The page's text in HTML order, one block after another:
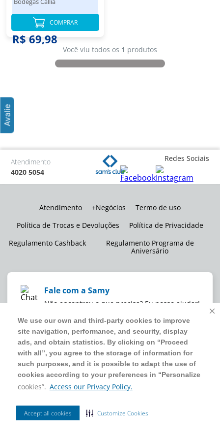
We use our own and third-party cookies to improve
site navigation, performance, and security, display
ads, and obtain statistics. By clicking on “Proceed
with all”, you agree to the storage of information for
such purposes, and it is possible to adapt the use of
cookies according to your preferences in “Personalize
cookies”. Access our Privacy Policy.
Accept all cookies Customize Cookies
We use our own and third-party cookies to improve
site navigation, performance, and security, display
ads, and obtain statistics. By clicking on “Proceed
with all”, you agree to the storage of information for
such purposes, and it is possible to adapt the use of
cookies according to your preferences in “Personalize
cookies”. Access our Privacy Policy.
Accept all cookies Customize Cookies
R$ 69,98
COMPRAR
Você viu todos os 1 produtos
Atendimento
4020 5054
Redes Sociais
Atendimento +Negócios
Termo de uso
Política de Trocas e Devoluções
Política de Privacidade
Regulamento Cashback
Regulamento Programa de
Aniversário
Fale com a Samy
Não encontrou o que precisa? Eu posso ajudar!
WMB SUPERMERCADOS DO BRASIL LTDA
CNPJ sob o nº
00.063.960/0001-09
sediada na Av. Tucunaré, nº
125, Barueri, SP, CEP 06460-020
4020 5054
2024 Sam's Club | Todos os direitos reservados.